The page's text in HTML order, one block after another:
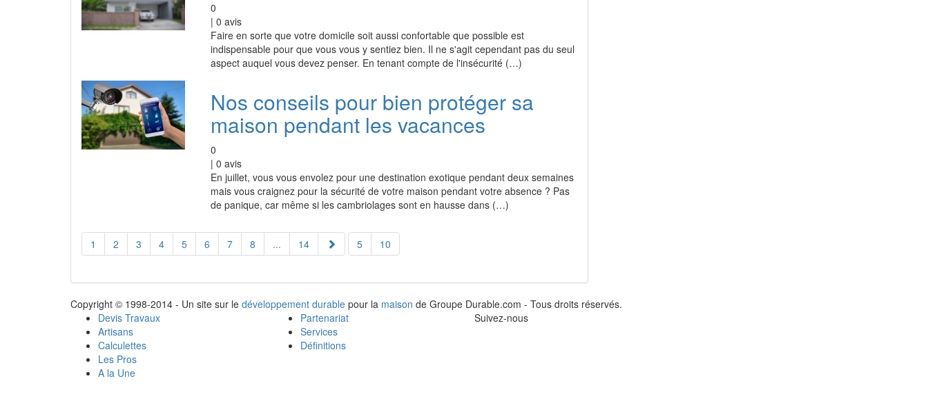
0
| 0 avis
Faire en sorte que votre domicile soit aussi confortable que possible est
indispensable pour que vous vous y sentiez bien. Il ne s'agit cependant pas du seul
aspect auquel vous devez penser. En tenant compte de l'insécurité (…)
Nos conseils pour bien protéger sa
maison pendant les vacances
0
| 0 avis
En juillet, vous vous envolez pour une destination exotique pendant deux semaines
mais vous craignez pour la sécurité de votre maison pendant votre absence ? Pas
de panique, car même si les cambriolages sont en hausse dans (…)
1 2 3 4 5 6 7 8 ... 14 5 10
Copyright © 1998-2014 - Un site sur le développement durable pour la maison de Groupe Durable.com - Tous droits réservés.
Devis Travaux
Artisans
Calculettes
Les Pros
A la Une
Partenariat
Services
Définitions
Suivez-nous